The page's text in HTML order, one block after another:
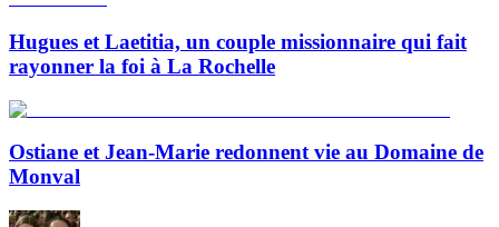
Hugues et Laetitia, un couple missionnaire qui fait
rayonner la foi à La Rochelle
Ostiane et Jean-Marie redonnent vie au Domaine de
Monval